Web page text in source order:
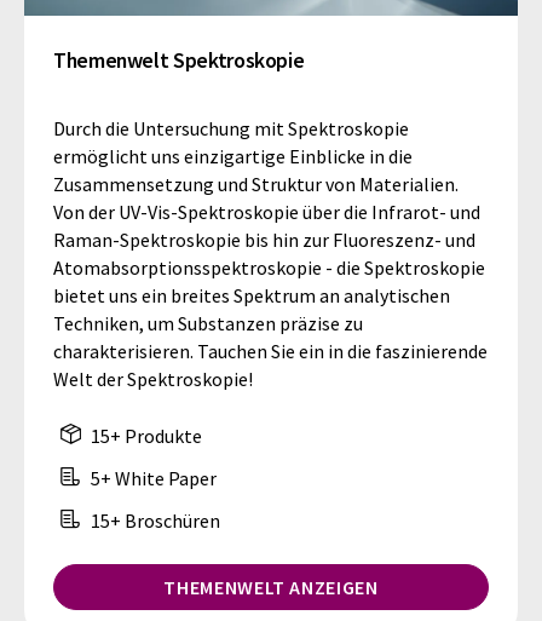
Themenwelt Spektroskopie
Durch die Untersuchung mit Spektroskopie
ermöglicht uns einzigartige Einblicke in die
Zusammensetzung und Struktur von Materialien.
Von der UV-Vis-Spektroskopie über die Infrarot- und
Raman-Spektroskopie bis hin zur Fluoreszenz- und
Atomabsorptionsspektroskopie - die Spektroskopie
bietet uns ein breites Spektrum an analytischen
Techniken, um Substanzen präzise zu
charakterisieren. Tauchen Sie ein in die faszinierende
Welt der Spektroskopie!
15+ Produkte
5+ White Paper
15+ Broschüren
THEMENWELT ANZEIGEN